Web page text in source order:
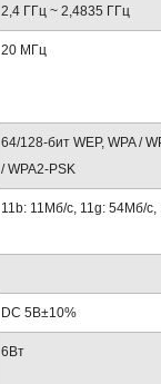
2,4 ГГц ~ 2,4835 ГГц
20 МГц
64/128-бит WEP, WPA /
/ WPA2-PSK
11b: 11Mб/с, 11g: 54Mб/
DC 5В±10%
6Вт